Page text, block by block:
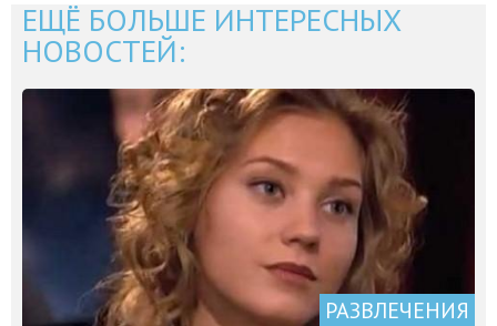
ЕЩЁ БОЛЬШЕ ИНТЕРЕСНЫХ
НОВОСТЕЙ:
РАЗВЛЕЧЕНИЯ